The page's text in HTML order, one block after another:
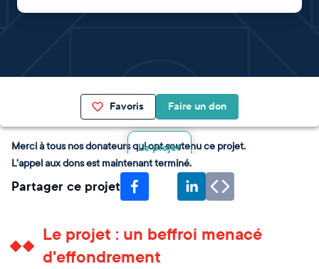
Favoris Faire un don
Le projet
Merci à tous nos donateurs qui ont soutenu ce projet.
L'appel aux dons est maintenant terminé.
Partager ce projet
Le projet : un beffroi menacé
d'effondrement